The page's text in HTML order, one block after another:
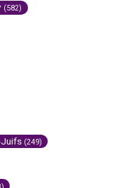
(582)
(249)